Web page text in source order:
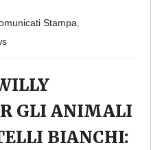
Stampa
GLI ANIMALI
BIANCHI: